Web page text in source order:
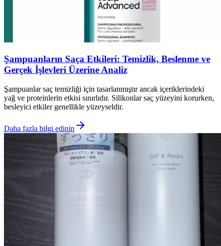
Şampuanların Saça Etkileri: Temizlik, Beslenme ve
Gerçek İşlevleri Üzerine Analiz
Şampuanlar saç temizliği için tasarlanmıştır ancak içeriklerindeki
yağ ve proteinlerin etkisi sınırlıdır. Silikonlar saç yüzeyini korurken,
besleyici etkiler genellikle yüzeyseldir.
Daha fazla bilgi edinin